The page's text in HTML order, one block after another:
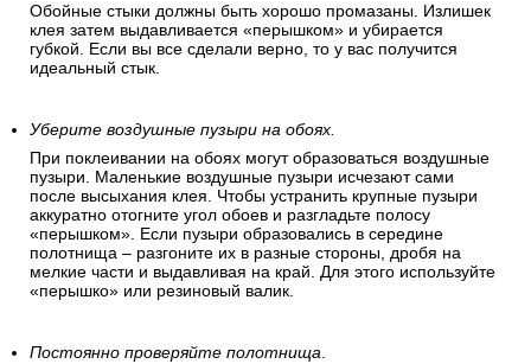
Обойные стыки должны быть хорошо промазаны. Излишек
клея затем выдавливается «перышком» и убирается
губкой. Если вы все сделали верно, то у вас получится
идеальный стык.
Уберите воздушные пузыри на обоях.
При поклеивании на обоях могут образоваться воздушные
пузыри. Маленькие воздушные пузыри исчезают сами
после высыхания клея. Чтобы устранить крупные пузыри
аккуратно отогните угол обоев и разгладьте полосу
«перышком». Если пузыри образовались в середине
полотнища – разгоните их в разные стороны, дробя на
мелкие части и выдавливая на край. Для этого используйте
«перышко» или резиновый валик.
Постоянно проверяйте полотнища.